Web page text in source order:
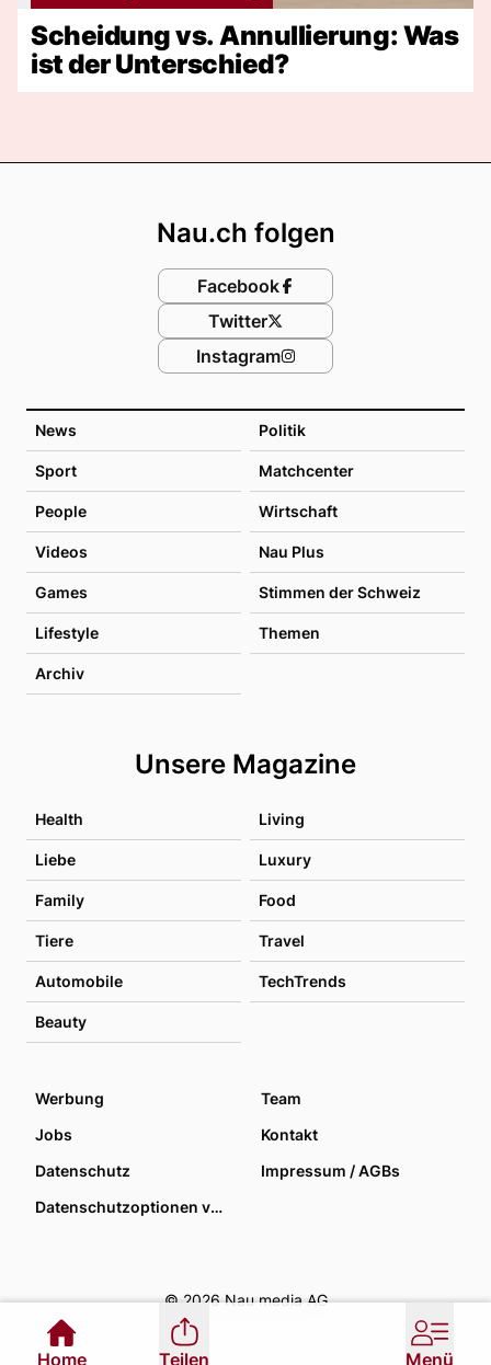
Scheidung vs. Annullierung: Was
ist der Unterschied?
News Politik
Sport Matchcenter
People Wirtschaft
Videos Nau Plus
Games Stimmen der Schweiz
Lifestyle Themen
Archiv
Unsere Magazine
Health Living
Liebe Luxury
Family Food
Tiere Travel
Automobile TechTrends
Beauty
Nau.ch folgen
Facebook
Twitter
Instagram
Werbung
Team
Jobs
Kontakt
Datenschutz
Impressum / AGBs
Datenschutzoptionen verwalten
© 2026 Nau media AG
Home Teilen Menü